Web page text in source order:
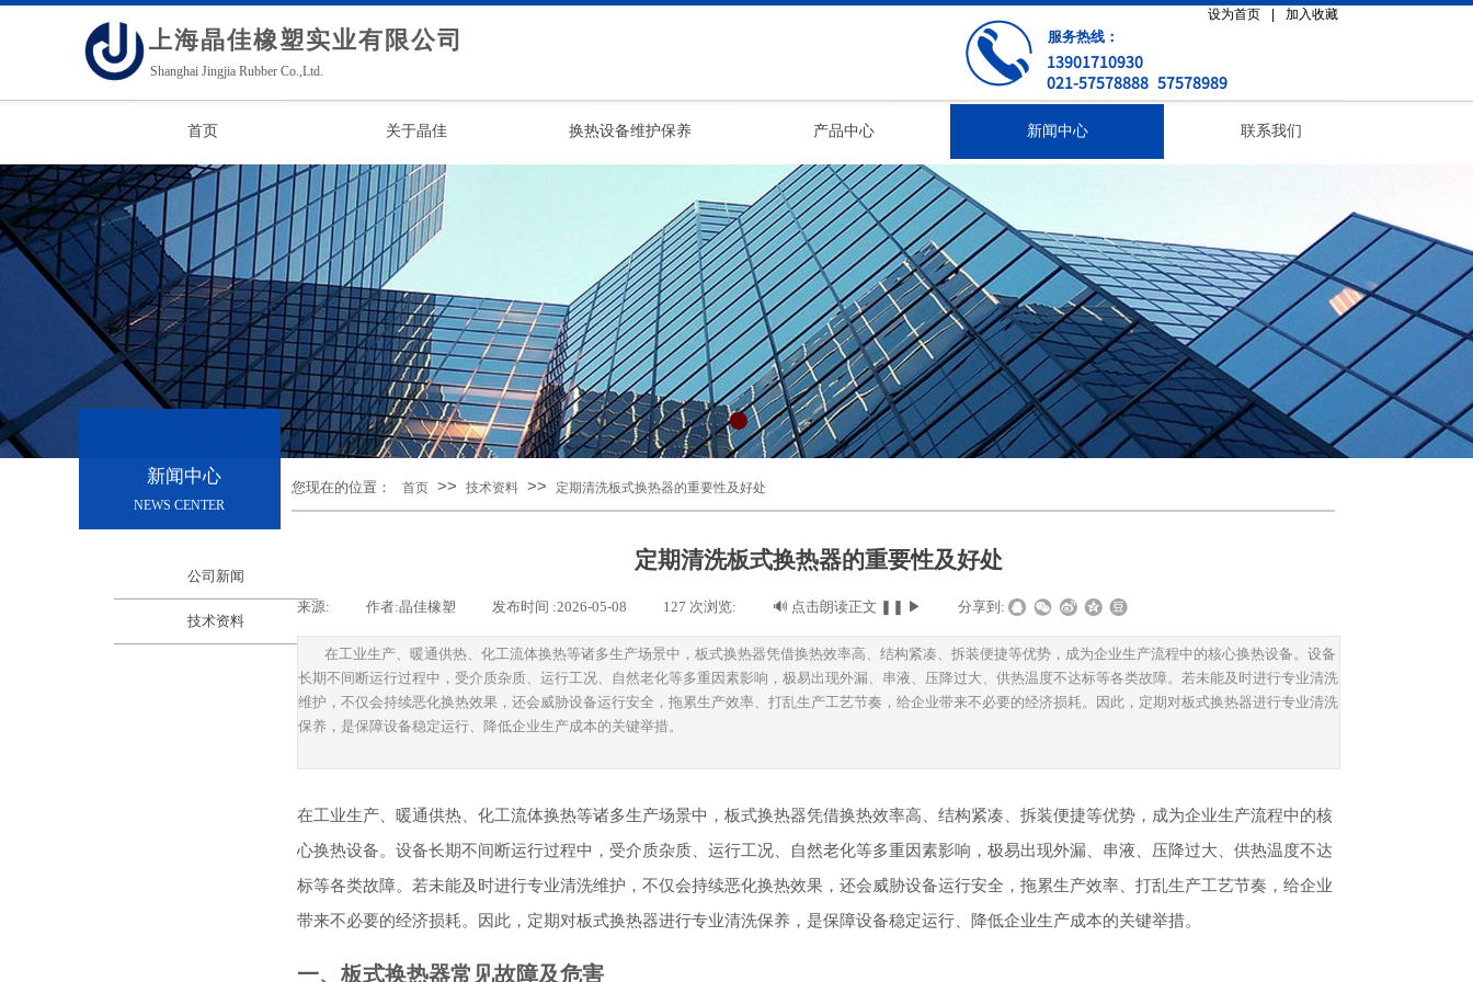
服务热线：
上海晶佳橡塑实业有限公司
Shanghai Jingjia Rubber Co.,Ltd.
13901710930
021-57578888 57578989
设为首页 加入收藏
首页 关于晶佳 换热设备维护保养 产品中心 新闻中心 联系我们
NEWS CENTER
首页 >> 技术资料 >> 定期清洗板式换热器的重要性及好处
新闻中心
您现在的位置：
定期清洗板式换热器的重要性及好处
来源: 作者:晶佳橡塑 发布时间 :2026-05-08 127 次浏览: 🔊 点击朗读正文 ▶ 分享到:
在工业生产、暖通供热、化工流体换热等诸多生产场景中，板式换热器凭借换热效率高、结构紧凑、拆装便捷等优势，成为企业生产流程中的核心换热设备。设备
长期不间断运行过程中，受介质杂质、运行工况、自然老化等多重因素影响，极易出现外漏、串液、压降过大、供热温度不达标等各类故障。若未能及时进行专业清洗
维护，不仅会持续恶化换热效果，还会威胁设备运行安全，拖累生产效率、打乱生产工艺节奏，给企业带来不必要的经济损耗。因此，定期对板式换热器进行专业清洗
保养，是保障设备稳定运行、降低企业生产成本的关键举措。
在工业生产、暖通供热、化工流体换热等诸多生产场景中，板式换热器凭借换热效率高、结构紧凑、拆装便捷等优势，成为企业生产流程中的核
心换热设备。设备长期不间断运行过程中，受介质杂质、运行工况、自然老化等多重因素影响，极易出现外漏、串液、压降过大、供热温度不达
标等各类故障。若未能及时进行专业清洗维护，不仅会持续恶化换热效果，还会威胁设备运行安全，拖累生产效率、打乱生产工艺节奏，给企业
带来不必要的经济损耗。因此，定期对板式换热器进行专业清洗保养，是保障设备稳定运行、降低企业生产成本的关键举措。
一、板式换热器常见故障及危害
公司新闻
技术资料